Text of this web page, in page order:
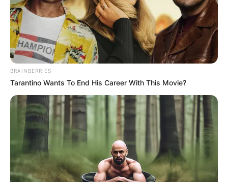
του Καποδίστρια – Ποιοι
ήταν οι πραγματικοί...
Υγειονομικοί: Επιστολή-κόλαφος στην
επέτειο των αναστολών..
BRAINBERRIES
Tarantino Wants To End His Career With This Movie?